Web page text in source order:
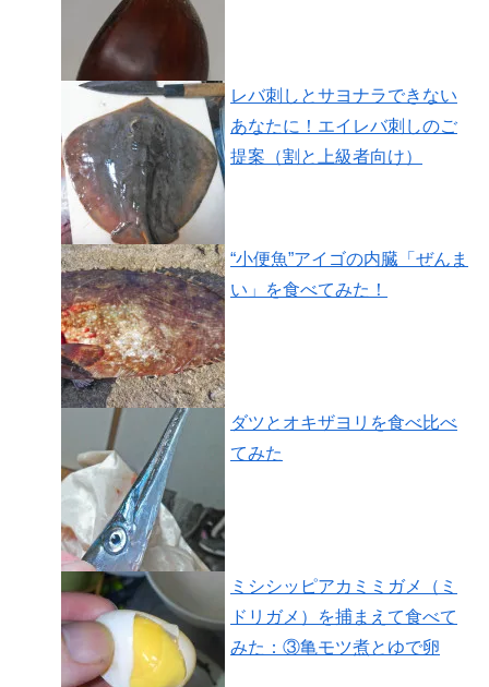
レバ刺しとサヨナラできない
あなたに！エイレバ刺しのご
提案（割と上級者向け）
“小便魚”アイゴの内臓「ぜんま
い」を食べてみた！
ダツとオキザヨリを食べ比べ
てみた
ミシシッピアカミミガメ（ミ
ドリガメ）を捕まえて食べて
みた：③亀モツ煮とゆで卵